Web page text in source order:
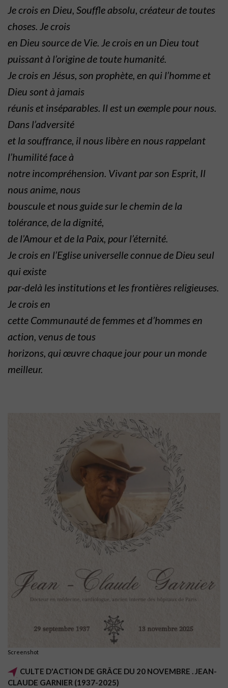
Je crois en Dieu, Souffle absolu, créateur de toutes
choses. Je crois
en Dieu source de Vie. Je crois en un Dieu tout
puissant à l’originede toute humanité.
Je crois en Jésus, son prophète, en qui l’homme et
Dieu sont à jamais
réunis et inséparables. Il est un exemple pour nous.
Dans l’adversité
et la souffrance, il nous libère en nous rappelant
l’humilité face à
notre incompréhension. Vivant par son Esprit, Il
nous anime, nous
bouscule et nous guide sur le chemin de la
tolérance, de la dignité,
de l’Amour et de la Paix, pour l’éternité.
Je crois en l’Eglise universelle connue de Dieu seul
qui existe
par-delà les institutions et les frontières religieuses.
Je crois en
cette Communauté de femmes et d’hommes en
action, venus de tous
horizons, qui œuvre chaque jour pour un monde
meilleur.
Screenshot
CULTE D'ACTION DE GRÂCE DU 20 NOVEMBRE . JEAN-
CLAUDE GARNIER (1937-2025)